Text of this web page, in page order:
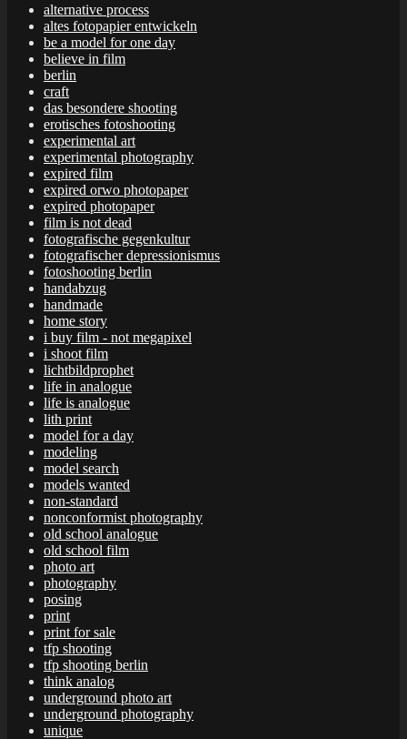
alternative process
altes fotopapier entwickeln
be a model for one day
believe in film
berlin
craft
das besondere shooting
erotisches fotoshooting
experimental art
experimental photography
expired film
expired orwo photopaper
expired photopaper
film is not dead
fotografische gegenkultur
fotografischer depressionismus
fotoshooting berlin
handabzug
handmade
home story
i buy film - not megapixel
i shoot film
lichtbildprophet
life in analogue
life is analogue
lith print
model for a day
modeling
model search
models wanted
non-standard
nonconformist photography
old school analogue
old school film
photo art
photography
posing
print
print for sale
tfp shooting
tfp shooting berlin
think analog
underground photo art
underground photography
unique